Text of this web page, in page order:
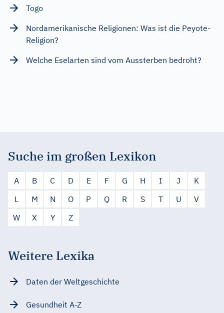
Togo
Nordamerikanische Religionen: Was ist die Peyote-
Religion?
Welche Eselarten sind vom Aussterben bedroht?
Suche im großen Lexikon
A B C D E F G H I J
K
L
M N O P Q R S T U
V
W
X Y Z
Weitere Lexika
Daten der Weltgeschichte
Gesundheit A-Z